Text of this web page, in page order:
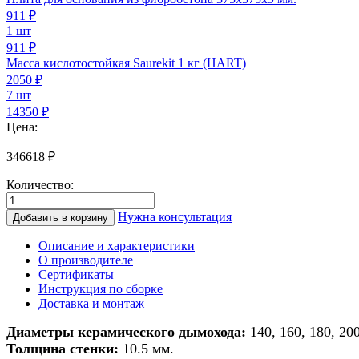
911 ₽
1 шт
911 ₽
Масса кислотостойкая Saurekit 1 кг (HART)
2050 ₽
7 шт
14350 ₽
Цена:
346618 ₽
Количество:
Количество
товара
Дымоход
керамики
банной
печи/
камина/
котла
Добавить в корзину Нужна консультация
Описание и характеристики
О производителе
Сертификаты
Инструкция по сборке
Доставка и монтаж
Диаметры керамического дымохода: 140, 160, 180,
Толщина стенки: 10.5 мм.